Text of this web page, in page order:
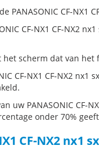
PANASONIC CF-NX1
CF-NX1 CF-NX2
scherm dat van het
CF-NX1 CF-NX2
uw PANASONIC CF-
onder 70%
CF-NX2 nx1